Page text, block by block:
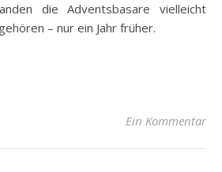
die Adventsbasare vielleicht
– nur ein Jahr früher.
Ein Kommentar